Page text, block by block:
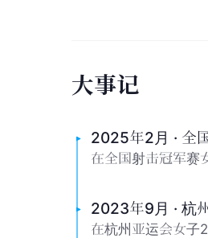
大事记
2025年2月 · 全
在全国射击冠军赛
2023年9月 · 杭
在杭州亚运会女子